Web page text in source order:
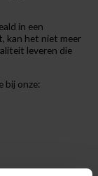
in een
kan het niet meer
leveren die
bij onze: